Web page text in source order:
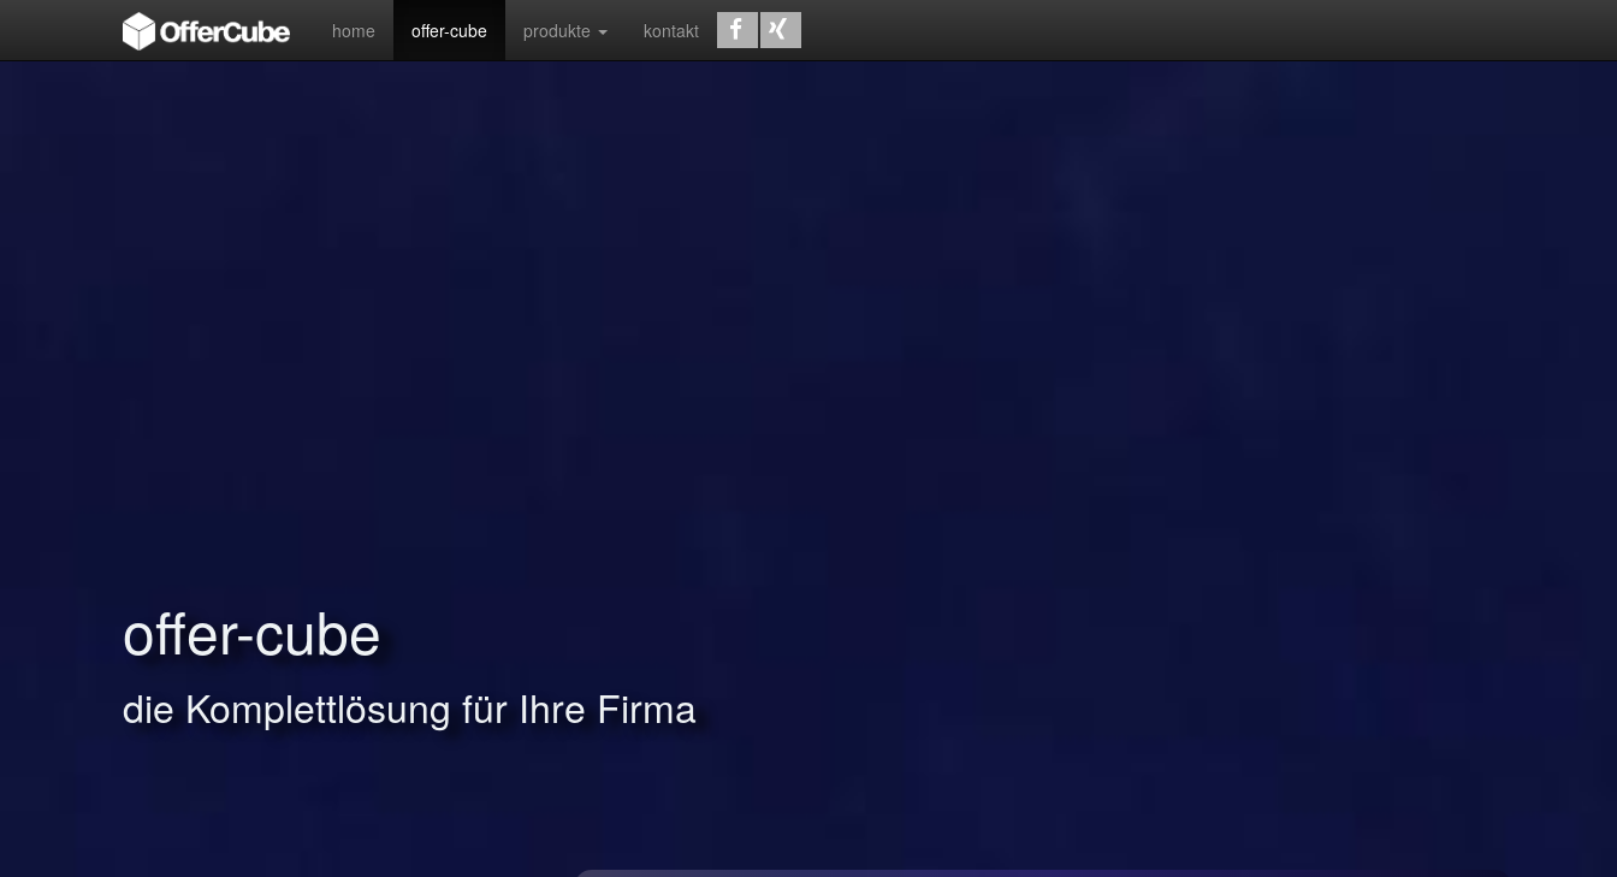
home offer-cube produkte kontakt
offer-cube
die Komplettlösung für Ihre Firma